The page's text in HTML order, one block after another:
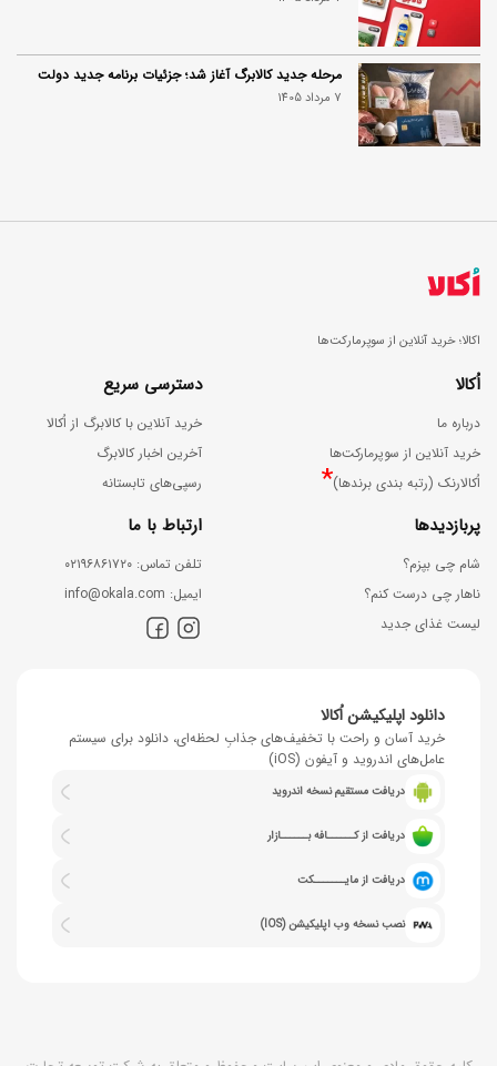
مرحله جدید کالابرگ آغاز شد؛ جزئیات برنامه جدید دولت
7 مرداد 1405
اکالا؛ خرید آنلاین از سوپرمارکت‌ها
اُکالا
درباره ما
خرید آنلاین از سوپرمارکت‌ها
اُکالارنک (رتبه بندی برندها)*
دسترسی سریع
خرید آنلاین با کالابرگ از اُکالا
آخرین اخبار کالابرگ
رسپی‌های تابستانه
پربازدیدها
شام چی بپزم؟
ناهار چی درست کنم؟
لیست غذای جدید
ارتباط با ما
ﺗﻠﻔﻦ ﺗﻤﺎس: ۰۲۱۹۶۸۶۱۷۲۰
اﯾﻤﯿﻞ: info@okala.com
دانلود اپلیکیشن اُکالا
خرید آسان و راحت با تخفیف‌های جذابِ لحظه‌ای، دانلود برای سیستم
عامل‌های اندروید و آیفون (iOS)
دریافت مستقیم نسخه اندروید
دریافت از کــــــافه بــــــازار
دریافت از مایـــــــکت
نصب نسخه وب اپلیکیشن (IOS)